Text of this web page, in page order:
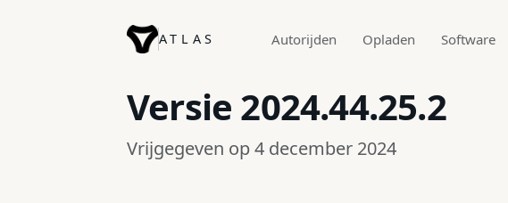
ATLAS Autorijden Opladen Software
Versie 2024.44.25.2
Vrijgegeven op 4 december 2024